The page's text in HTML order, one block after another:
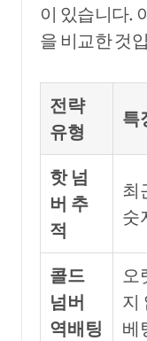
이 있습니다.
을 비교한 것
전략
유형
특
핫 넘
버 추
적
최
숫
콜드
넘버
역배팅
오
지
베